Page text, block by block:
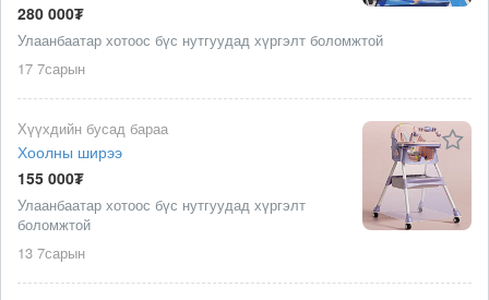
280 000₮
Улаанбаатар хотоос бүс нутгуудад хүргэлт боломжтой
17 7сарын
Хүүхдийн бусад бараа
Хоолны ширээ
155 000₮
Улаанбаатар хотоос бүс нутгуудад хүргэлт
боломжтой
13 7сарын